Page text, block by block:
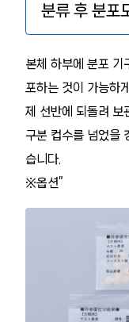
분류 후 분포
본체 하부에 분포 기
포하는 것이 가능하
제 선반에 되돌려 보
구분 컵수를 넘었을
습니다.
※옵션”